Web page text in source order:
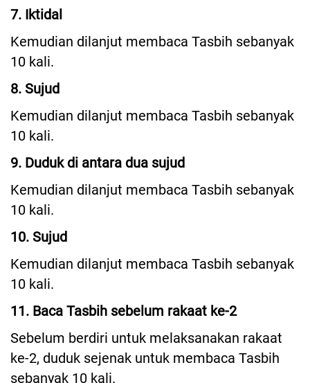
7. Iktidal
Kemudian dilanjut membaca Tasbih sebanyak
10 kali.
8. Sujud
Kemudian dilanjut membaca Tasbih sebanyak
10 kali.
9. Duduk di antara dua sujud
Kemudian dilanjut membaca Tasbih sebanyak
10 kali.
10. Sujud
Kemudian dilanjut membaca Tasbih sebanyak
10 kali.
11. Baca Tasbih sebelum rakaat ke-2
Sebelum berdiri untuk melaksanakan rakaat
ke-2, duduk sejenak untuk membaca Tasbih
sebanyak 10 kali.